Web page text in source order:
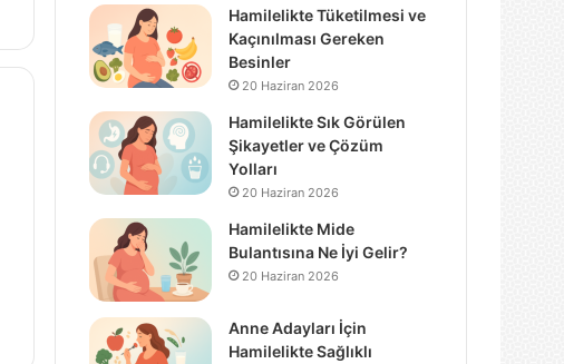
Hamilelikte Tüketilmesi ve
Kaçınılması Gereken
Besinler
20 Haziran 2026
Hamilelikte Sık Görülen
Şikayetler ve Çözüm
Yolları
20 Haziran 2026
Hamilelikte Mide
Bulantısına Ne İyi Gelir?
20 Haziran 2026
Anne Adayları İçin
Hamilelikte Sağlıklı